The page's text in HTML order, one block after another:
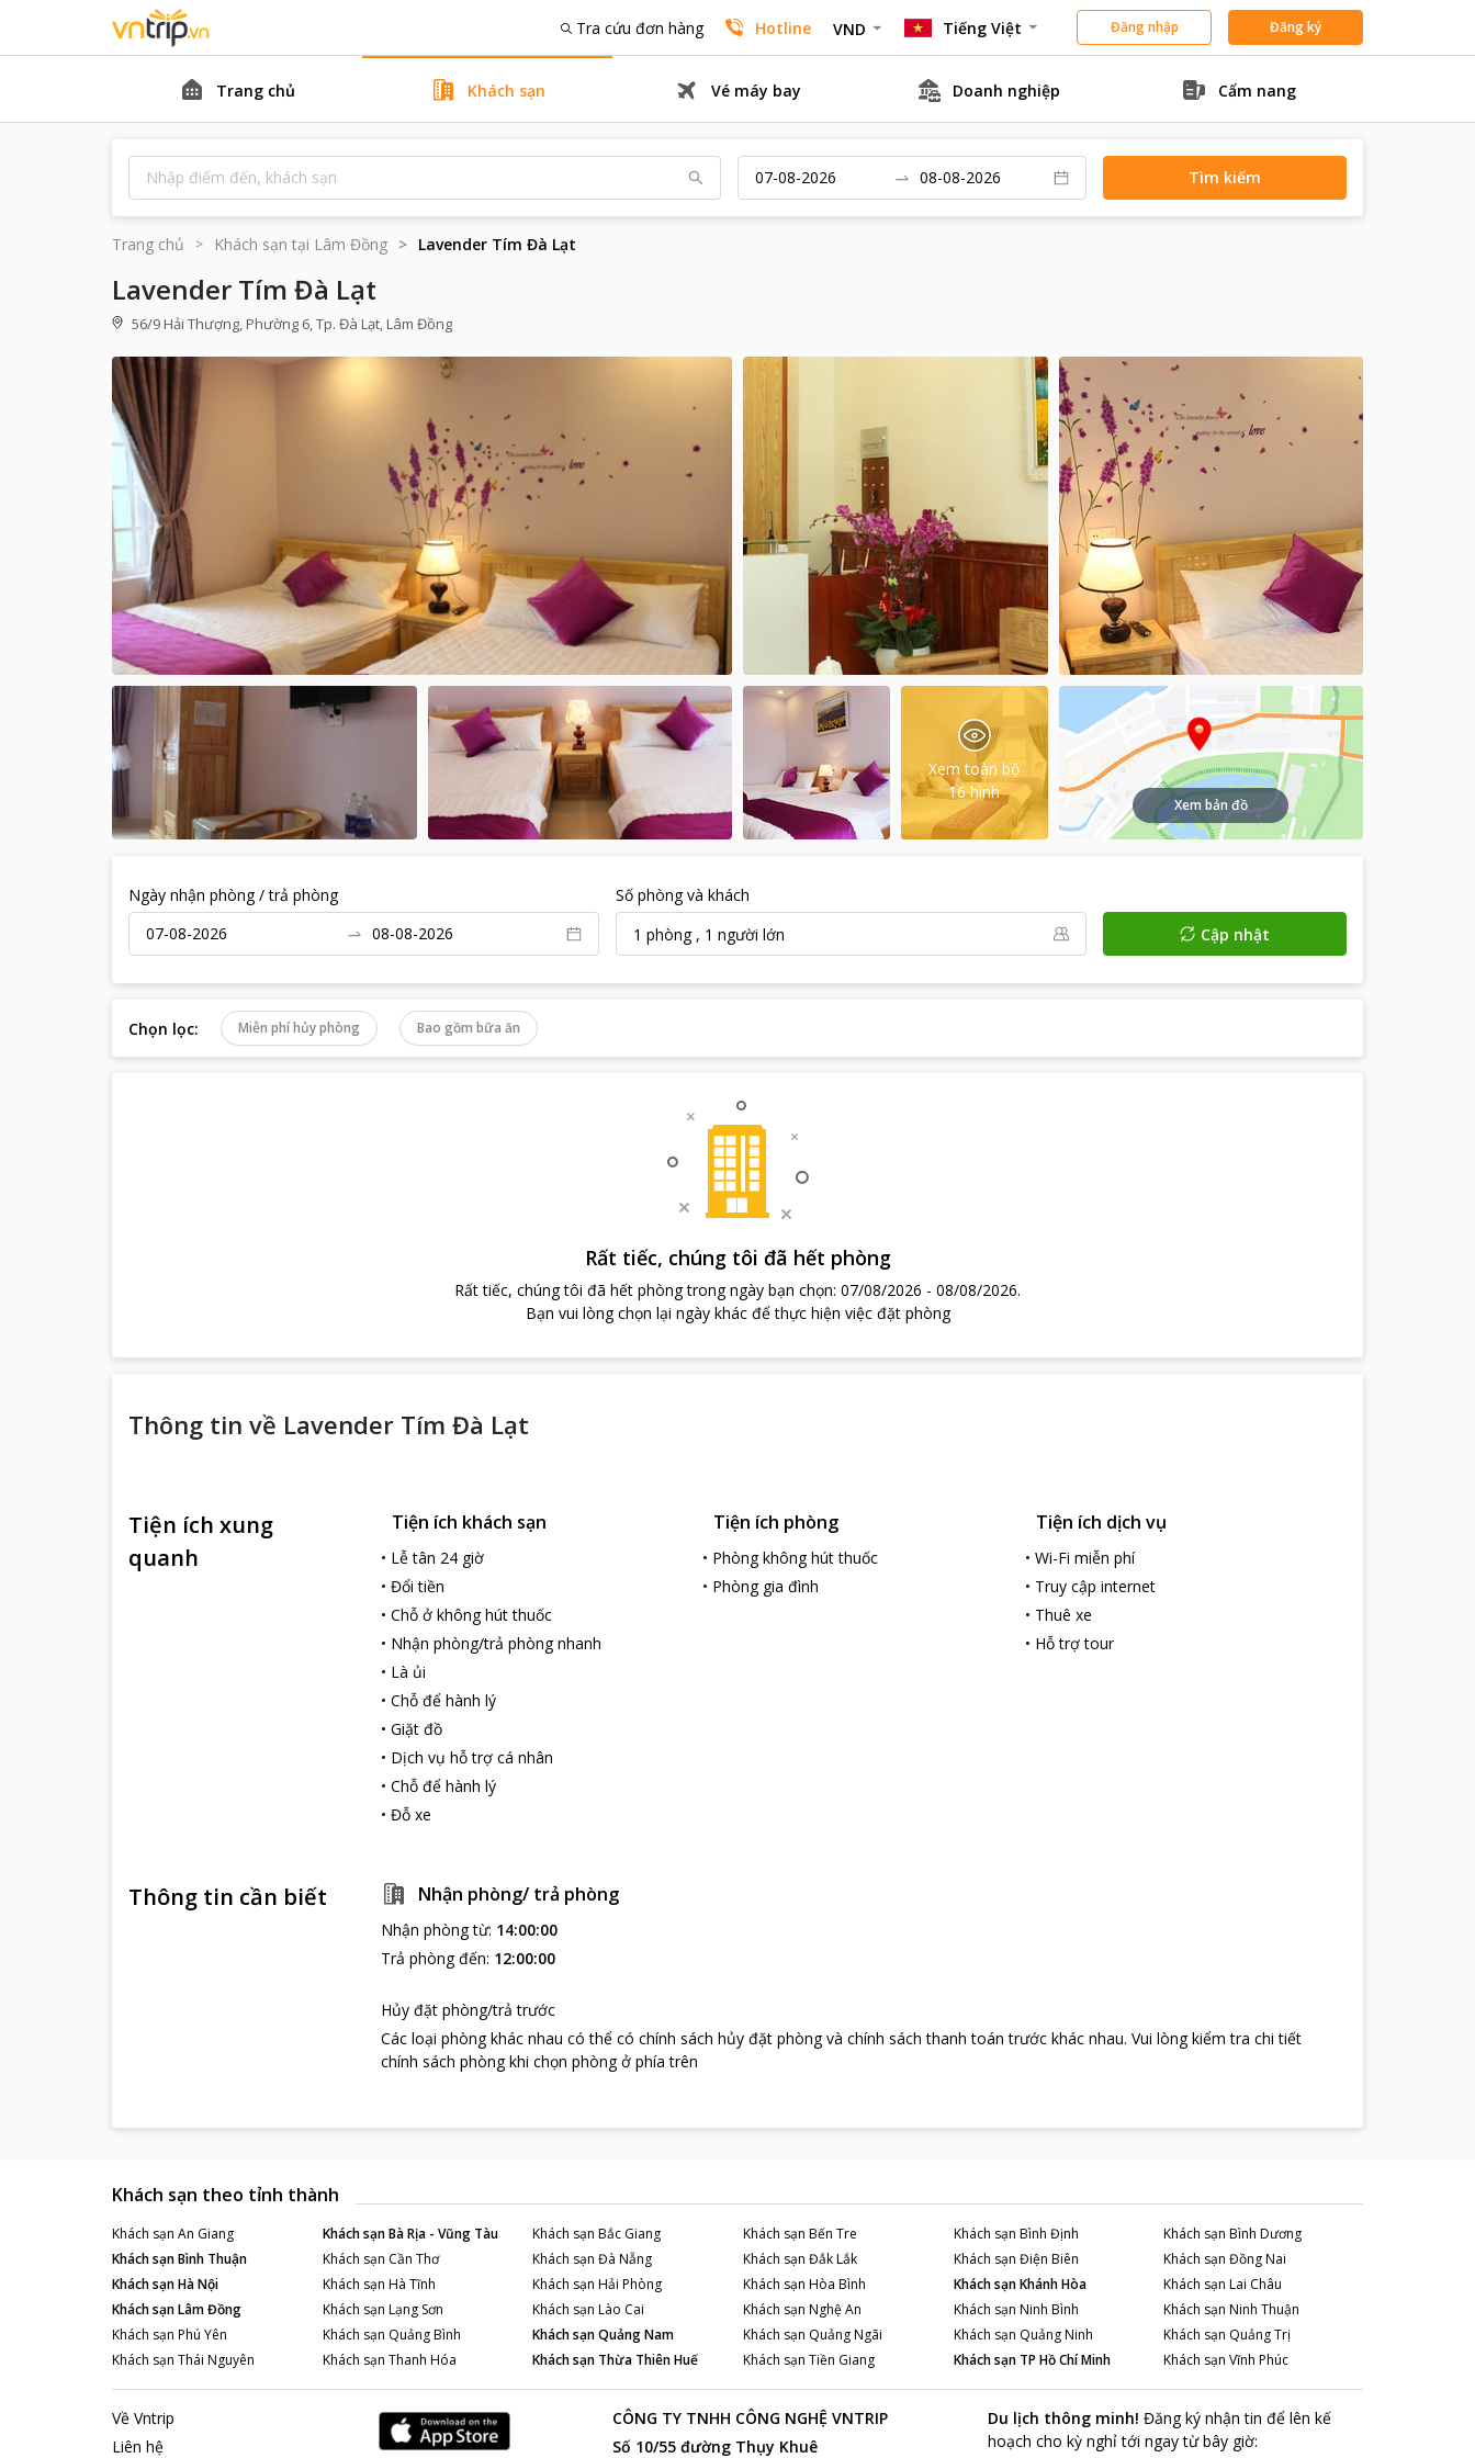
Tra cứu đơn hàng Hotline VND Tiếng Việt Đăng nhập Đăng ký
Trang chủ Khách sạn Vé máy bay Doanh nghiệp Cẩm nang
Tìm kiếm
Trang chủ Khách sạn tại Lâm Đồng Lavender Tím Đà Lạt
Lavender Tím Đà Lạt
56/9 Hải Thượng, Phường 6, Tp. Đà Lạt, Lâm Đồng
Xem toàn bộ
16 hình
Xem bản đồ
Ngày nhận phòng / trả phòng
Số phòng và khách
1 phòng, 1 người lớn Cập nhật
Chọn lọc: Miễn phí hủy phòng Bao gồm bữa ăn
Rất tiếc, chúng tôi đã hết phòng
Rất tiếc, chúng tôi đã hết phòng trong ngày bạn chọn: 07/08/2026 - 08/08/2026.
Bạn vui lòng chọn lại ngày khác để thực hiện việc đặt phòng
Thông tin về Lavender Tím Đà Lạt
Tiện ích xung
quanh
Tiện ích khách sạn
• Lễ tân 24 giờ
• Đổi tiền
• Chỗ ở không hút thuốc
• Nhận phòng/trả phòng nhanh
• Là ủi
• Chỗ để hành lý
• Giặt đồ
• Dịch vụ hỗ trợ cá nhân
• Chỗ để hành lý
• Đỗ xe
Tiện ích phòng
• Phòng không hút thuốc
• Phòng gia đình
Tiện ích dịch vụ
• Wi-Fi miễn phí
• Truy cập internet
• Thuê xe
• Hỗ trợ tour
Thông tin cần biết Nhận phòng/ trả phòng
Nhận phòng từ: 14:00:00
Trả phòng đến: 12:00:00
Hủy đặt phòng/trả trước
Các loại phòng khác nhau có thể có chính sách hủy đặt phòng và chính sách thanh toán trước khác nhau. Vui lòng kiểm tra chi tiết
chính sách phòng khi chọn phòng ở phía trên
Khách sạn theo tỉnh thành
Khách sạn An Giang Khách sạnBà Rịa - Vũng Tàu Khách sạn Bắc Giang Khách sạn Bến Tre Khách sạn Bình Định Khách sạn Bình Dương
Khách sạnBình Thuận Khách sạn Cần Thơ Khách sạn Đà Nẵng Khách sạn Đắk Lắk Khách sạn Điện Biên Khách sạn Đồng Nai
Khách sạnHà Nội Khách sạn Hà Tĩnh Khách sạn Hải Phòng Khách sạn Hòa Bình Khách sạnKhánh Hòa Khách sạn Lai Châu
Khách sạnLâm Đồng Khách sạn Lạng Sơn Khách sạn Lào Cai Khách sạn Nghệ An Khách sạn Ninh Bình Khách sạn Ninh Thuận
Khách sạn Phú Yên Khách sạn Quảng Bình Khách sạnQuảng Nam Khách sạn Quảng Ngãi Khách sạn Quảng Ninh Khách sạn Quảng Trị
Khách sạn Thái Nguyên Khách sạn Thanh Hóa Khách sạn Thừa Thiên Huế Khách sạn Tiền Giang Khách sạn TP Hồ Chí Minh Khách sạn Vĩnh Phúc
Về Vntrip
Liên hệ
CÔNG TY TNHH CÔNG NGHỆ VNTRIP
Số 10/55 đường Thụy Khuê
Du lịch thông minh! Đăng ký nhận tin để lên kế
hoạch cho kỳ nghỉ tới ngay từ bây giờ: